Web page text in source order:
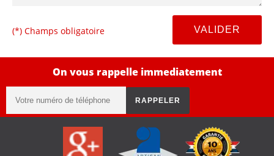
(*) Champs obligatoire
On vous rappelle immediatement